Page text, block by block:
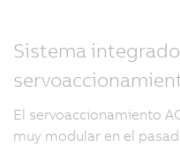
Sistema
El servoaccionamiento
muy modular en el